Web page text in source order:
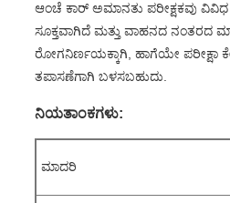
ಆಂಚೆ ಕಾರ್ ಅಮಾನತು ಪರೀಕ್ಷಕವು ವಿವಿಧ
ಸೂಕ್ತವಾಗಿದೆ ಮತ್ತು ವಾಹನದ ನಂತರದ
ರೋಗನಿರ್ಣಯಕ್ಕಾಗಿ, ಹಾಗೆಯೇ ಪರೀಕ್ಷಾ
ತಪಾಸಣೆಗಾಗಿ ಬಳಸಬಹುದು.
ನಿಯತಾಂಕಗಳು:
ಮಾದರಿ